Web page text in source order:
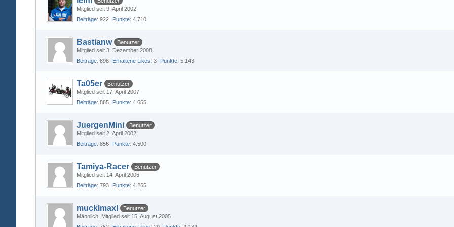
Mitglied seit 9. April 2002
Beiträge 922 Punkte 4.710
Bastianw
Benutzer
Mitglied seit 3. Dezember 2008
Beiträge 896 Erhaltene Likes 3 Punkte 5.143
Ta05er
Benutzer
Mitglied seit 17. April 2007
Beiträge 885 Punkte 4.655
JuergenMini
Benutzer
Mitglied seit 2. April 2002
Beiträge 856 Punkte 4.500
Tamiya-Racer
Benutzer
Mitglied seit 14. April 2006
Beiträge 793 Punkte 4.265
mucklmaxl
Benutzer
Männlich Mitglied seit 15. August 2005